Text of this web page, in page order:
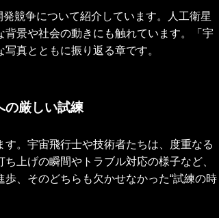
競争について紹介しています。人工衛星
景や社会の動きにも触れています。「宇
真とともに振り返る章です。
の厳しい試練
。宇宙飛行士や技術者たちは、度重なる
上げの瞬間やトラブル対応の様子など、
、そのどちらも欠かせなかった“試練の時